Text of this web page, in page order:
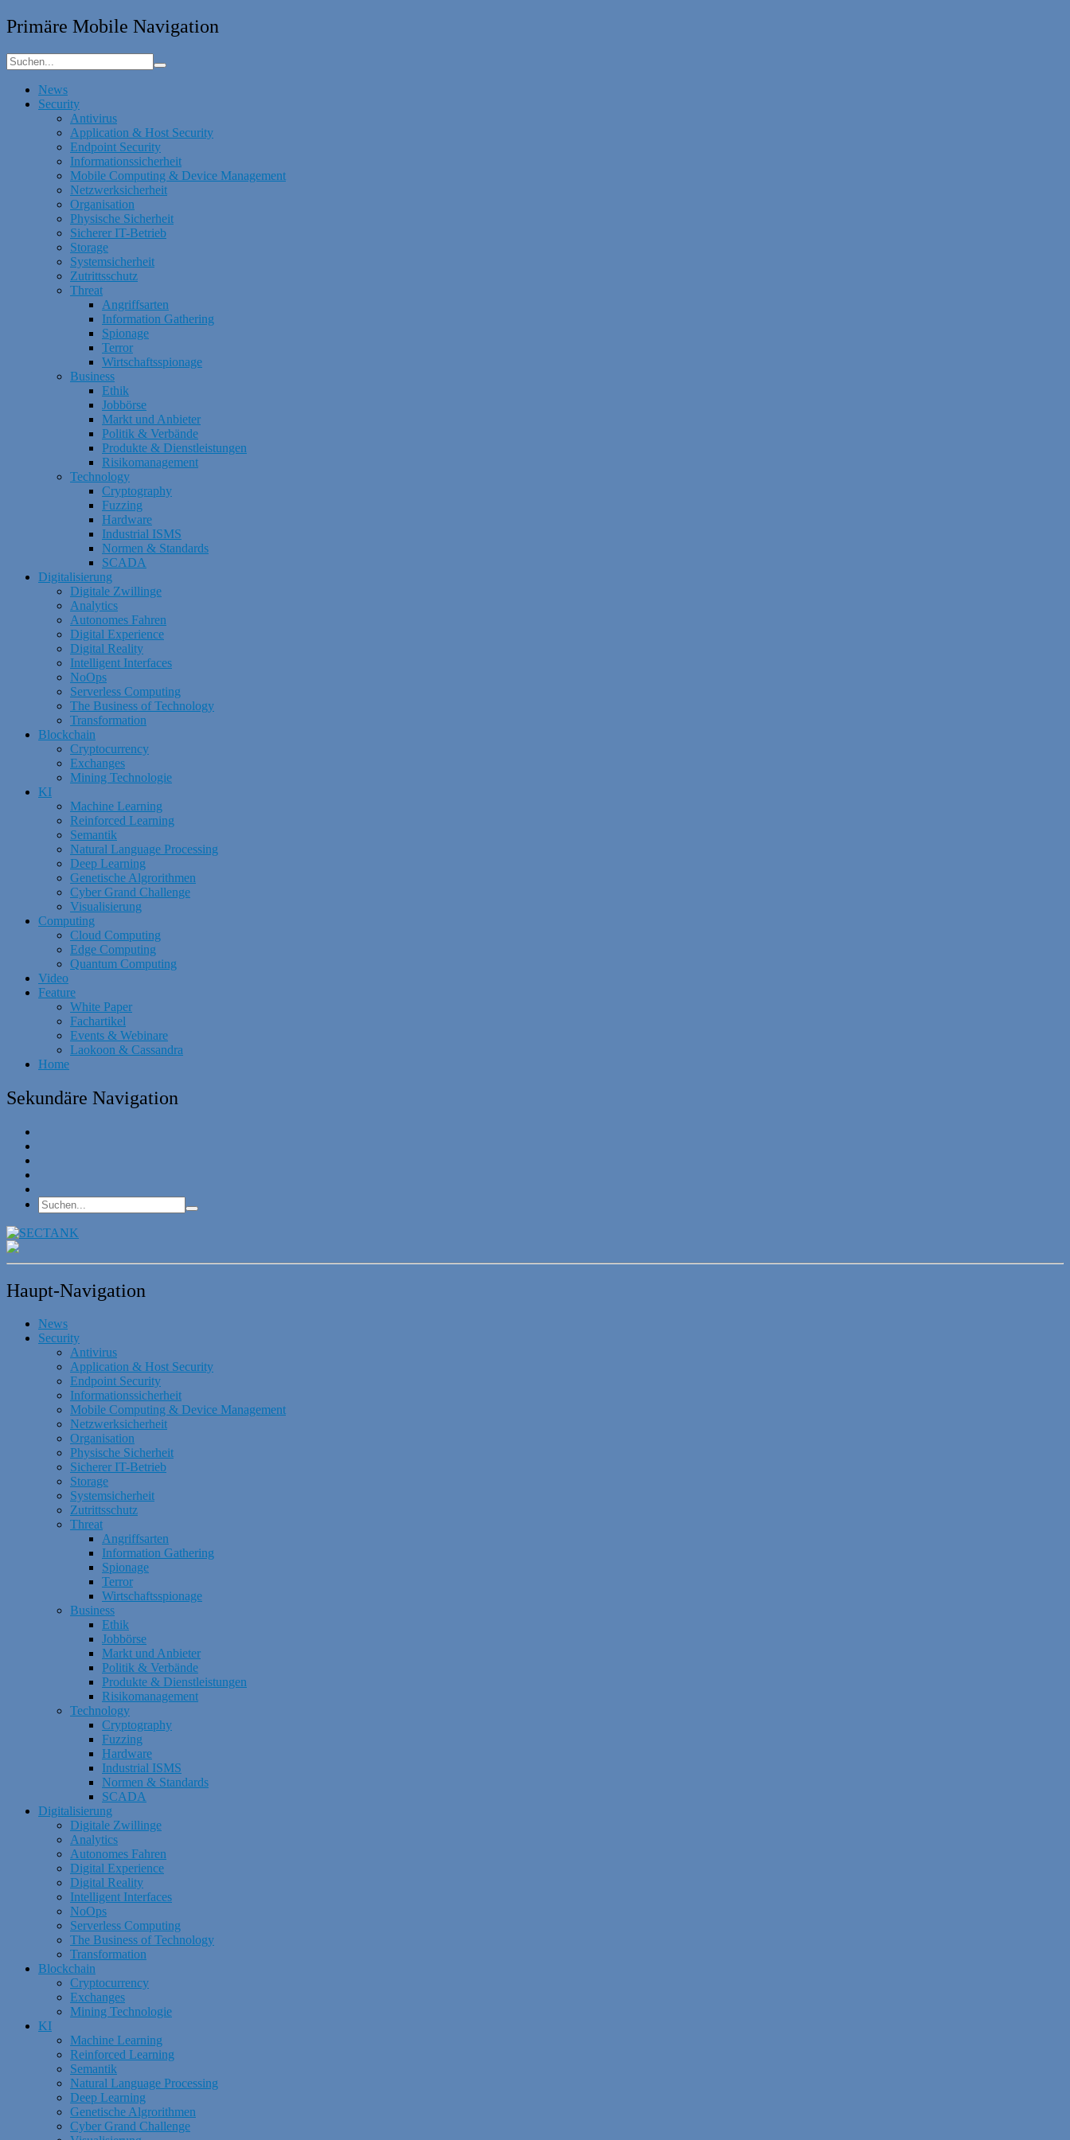
Primäre Mobile Navigation
News
Security
Antivirus
Application & Host Security
Endpoint Security
Informationssicherheit
Mobile Computing & Device Management
Netzwerksicherheit
Organisation
Physische Sicherheit
Sicherer IT-Betrieb
Storage
Systemsicherheit
Zutrittsschutz
Threat
Angriffsarten
Information Gathering
Spionage
Terror
Wirtschaftsspionage
Business
Ethik
Jobbörse
Markt und Anbieter
Politik & Verbände
Produkte & Dienstleistungen
Risikomanagement
Technology
Cryptography
Fuzzing
Hardware
Industrial ISMS
Normen & Standards
SCADA
Digitalisierung
Digitale Zwillinge
Analytics
Autonomes Fahren
Digital Experience
Digital Reality
Intelligent Interfaces
NoOps
Serverless Computing
The Business of Technology
Transformation
Blockchain
Cryptocurrency
Exchanges
Mining Technologie
KI
Machine Learning
Reinforced Learning
Semantik
Natural Language Processing
Deep Learning
Genetische Algrorithmen
Cyber Grand Challenge
Visualisierung
Computing
Cloud Computing
Edge Computing
Quantum Computing
Video
Feature
White Paper
Fachartikel
Events & Webinare
Laokoon & Cassandra
Home
Sekundäre Navigation
Haupt-Navigation
News
Security
Antivirus
Application & Host Security
Endpoint Security
Informationssicherheit
Mobile Computing & Device Management
Netzwerksicherheit
Organisation
Physische Sicherheit
Sicherer IT-Betrieb
Storage
Systemsicherheit
Zutrittsschutz
Threat
Angriffsarten
Information Gathering
Spionage
Terror
Wirtschaftsspionage
Business
Ethik
Jobbörse
Markt und Anbieter
Politik & Verbände
Produkte & Dienstleistungen
Risikomanagement
Technology
Cryptography
Fuzzing
Hardware
Industrial ISMS
Normen & Standards
SCADA
Digitalisierung
Digitale Zwillinge
Analytics
Autonomes Fahren
Digital Experience
Digital Reality
Intelligent Interfaces
NoOps
Serverless Computing
The Business of Technology
Transformation
Blockchain
Cryptocurrency
Exchanges
Mining Technologie
KI
Machine Learning
Reinforced Learning
Semantik
Natural Language Processing
Deep Learning
Genetische Algrorithmen
Cyber Grand Challenge